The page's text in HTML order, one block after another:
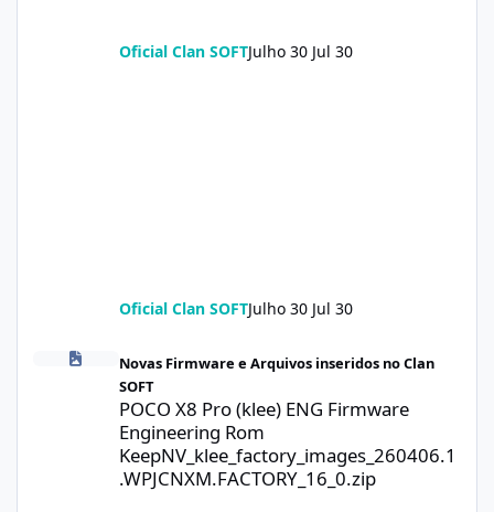
Oficial Clan SOFTJulho 30 Jul 30
Oficial Clan SOFTJulho 30 Jul 30
POCO X8 Pro (klee) ENG Firmware Engineering Rom
Novas Firmware e Arquivos inseridos no Clan
SOFT
POCO X8 Pro (klee) ENG Firmware
Engineering Rom
KeepNV_klee_factory_images_260406.1
.WPJCNXM.FACTORY_16_0.zip